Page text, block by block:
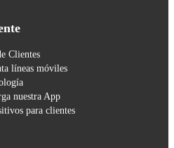
Clientes
líneas móviles
nuestra App
para clientes